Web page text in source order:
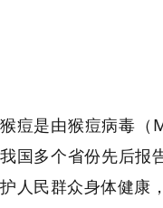
猴痘是由猴痘病毒（
我国多个省份先后报
护人民群众身体健康